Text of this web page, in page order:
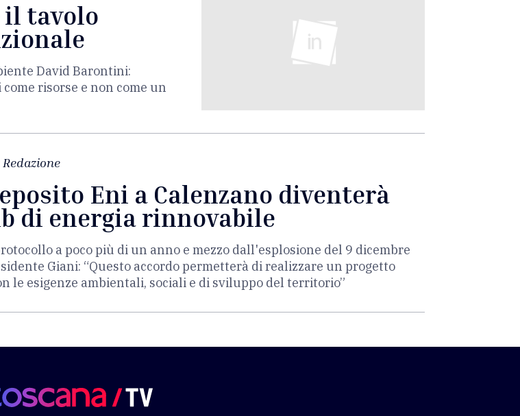
il tavolo
David Barontini:
risorse e non come un
Redazione
Eni a Calenzano diventerà
di energia rinnovabile
a poco più di un anno e mezzo dall'esplosione del 9 dicembre
Giani: “Questo accordo permetterà di realizzare un progetto
le esigenze ambientali, sociali e di sviluppo del territorio”